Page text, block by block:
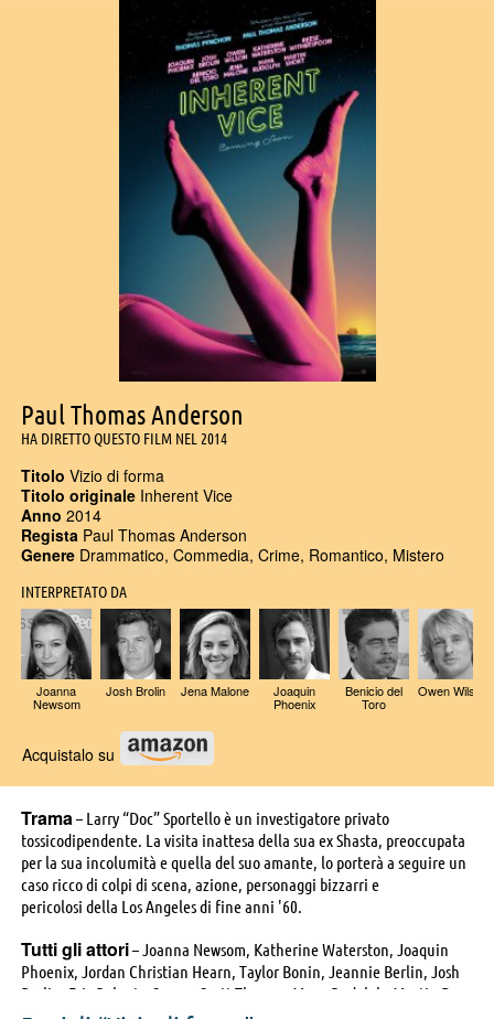
Paul Thomas Anderson
HA DIRETTO QUESTO FILM NEL 2014
Titolo Vizio di forma
Titolo originale Inherent Vice
Anno 2014
Regista Paul Thomas Anderson
Genere Drammatico, Commedia, Crime, Romantico, Mistero
INTERPRETATO DA
Joanna
Newsom
Josh Brolin Jena Malone Joaquin
Phoenix
Benicio del
Toro
Owen Wilson
Acquistalo su
Trama– Larry “Doc” Sportello è un investigatore privato
tossicodipendente. La visita inattesa della sua ex Shasta, preoccupata
per la sua incolumità e quella del suo amante, lo porterà a seguire un
caso ricco di colpi di scena, azione, personaggi bizzarri e
pericolosi della Los Angeles di fine anni '60.
Tutti gli attori– Joanna Newsom, Katherine Waterston, Joaquin
Phoenix, Jordan Christian Hearn, Taylor Bonin, Jeannie Berlin, Josh
Brolin, Eric Roberts, Serena Scott Thomas, Maya Rudolph, Martin Dew,